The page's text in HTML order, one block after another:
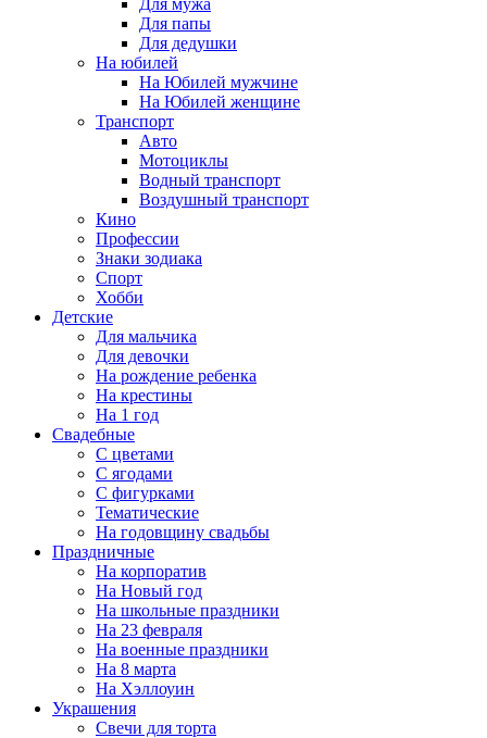
Для мужа
Для папы
Для дедушки
На юбилей
На Юбилей мужчине
На Юбилей женщине
Транспорт
Авто
Мотоциклы
Водный транспорт
Воздушный транспорт
Кино
Профессии
Знаки зодиака
Спорт
Хобби
Детские
Для мальчика
Для девочки
На рождение ребенка
На крестины
На 1 год
Свадебные
С цветами
С ягодами
С фигурками
Тематические
На годовщину свадьбы
Праздничные
На корпоратив
На Новый год
На школьные праздники
На 23 февраля
На военные праздники
На 8 марта
На Хэллоуин
Украшения
Свечи для торта